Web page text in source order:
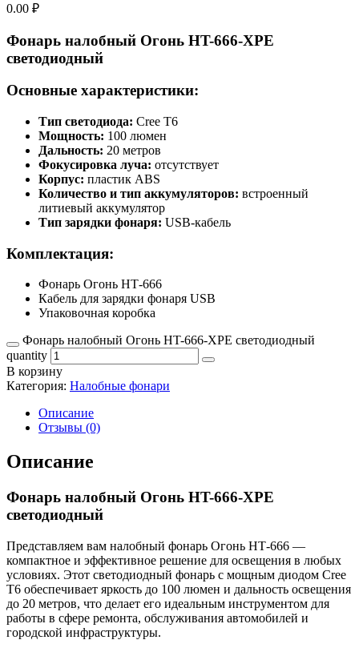
0.00 ₽
Фонарь налобный Огонь HT-666-XPE
светодиодный
Основные характеристики:
Тип светодиода: Cree T6
Мощность: 100 люмен
Дальность: 20 метров
Фокусировка луча: отсутствует
Корпус: пластик ABS
Количество и тип аккумуляторов: встроенный
литиевый аккумулятор
Тип зарядки фонаря: USB-кабель
Комплектация:
Фонарь Огонь НТ-666
Кабель для зарядки фонаря USB
Упаковочная коробка
Фонарь налобный Огонь HT-666-XPE светодиодный
quantity
В корзину
Категория: Налобные фонари
Описание
Отзывы (0)
Описание
Фонарь налобный Огонь HT-666-XPE
светодиодный
Представляем вам налобный фонарь Огонь НТ-666 —
компактное и эффективное решение для освещения в любых
условиях. Этот светодиодный фонарь с мощным диодом Cree
T6 обеспечивает яркость до 100 люмен и дальность освещения
до 20 метров, что делает его идеальным инструментом для
работы в сфере ремонта, обслуживания автомобилей и
городской инфраструктуры.